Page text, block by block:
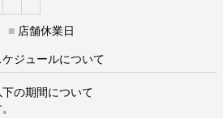
■ 店舗休業日
ジュールについて
の期間について